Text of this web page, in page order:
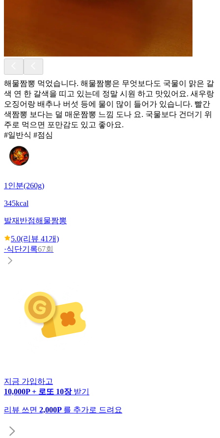
해물짬뽕 먹었습니다. 해물짬뽕은 무엇보다도 국물이 맑은 갈
색 연 한 갈색을 띠고 있는데 정말 시원 하고 맛있어요. 새우랑
오징어랑 배추나 버섯 등에 물이 많이 들어가 있습니다. 빨간
색짬뽕 보다는 덜 매운짬뽕 느낌 도나 요. 국물보다 건더기 위
주로 먹으면 포만감도 있고 좋아요.
#일반식 #점심
1인분(260g)
345kcal
발재반점해물짬뽕
5.0(리뷰 41개)
·식단기록67회
지금 가입하고
10,000P + 로또 10장 받기
리뷰 쓰면 2,000P 를 추가로 드려요